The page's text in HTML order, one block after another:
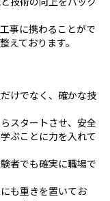
事に携わることがで
えております。
けでなく、確かな技
スタートさせ、安全
ぶことに力を入れて
者でも確実に職場で
も重きを置いてお